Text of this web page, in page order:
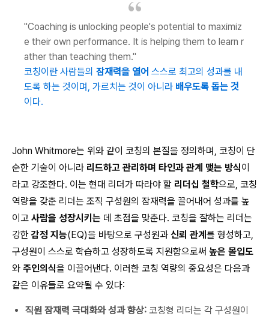
"Coaching is unlocking people's potential to maximiz
e their own performance. It is helping them to learn r
ather than teaching them."
코칭이란 사람들의 잠재력을 열어 스스로 최고의 성과를 내
도록 하는 것이며, 가르치는 것이 아니라 배우도록 돕는 것
이다.
John Whitmore는 위와 같이 코칭의 본질을 정의하며, 코칭이 단
순한 기술이 아니라 리드하고 관리하며 타인과 관계 맺는 방식이
라고 강조한다. 이는 현대 리더가 따라야 할 리더십 철학으로, 코칭
역량을 갖춘 리더는 조직 구성원의 잠재력을 끌어내어 성과를 높
이고 사람을 성장시키는 데 초점을 맞춘다. 코칭을 잘하는 리더는
강한 감정 지능(EQ)을 바탕으로 구성원과 신뢰 관계 를 형성하고,
구성원이 스스로 학습하고 성장하도록 지원함으로써 높은 몰입도
와 주인의식을 이끌어낸다. 이러한 코칭 역량의 중요성은 다음과
같은 이유들로 요약될 수 있다:
직원 잠재력 극대화와 성과 향상: 코칭형 리더는 각 구성원이